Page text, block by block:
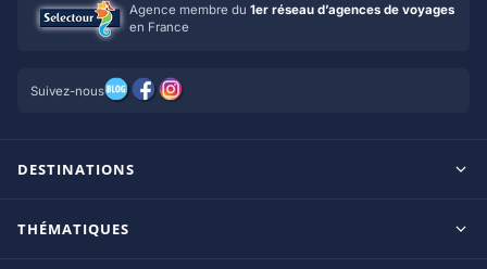
Agence membre du 1er réseau d’agences de voyages
en France
Suivez-nous
DESTINATIONS
THÉMATIQUES